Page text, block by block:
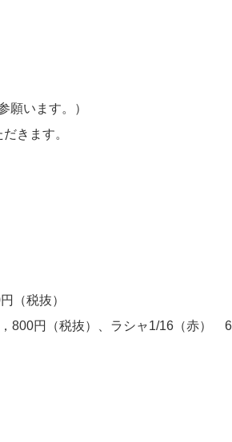
います。）
きます。
（税抜）
円（税抜）、ラシャ1/16（赤）